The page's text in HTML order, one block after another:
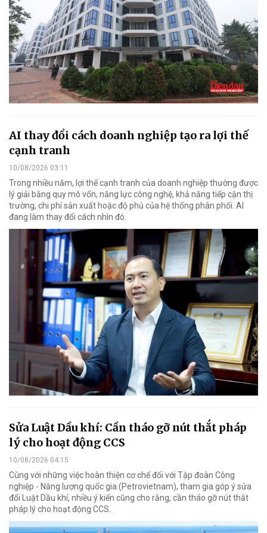
AI thay đổi cách doanh nghiệp tạo ra lợi thế
cạnh tranh
10/08/2026 03:11
Trong nhiều năm, lợi thế cạnh tranh của doanh nghiệp thường được
lý giải bằng quy mô vốn, năng lực công nghệ, khả năng tiếp cận thị
trường, chi phí sản xuất hoặc độ phủ của hệ thống phân phối. AI
đang làm thay đổi cách nhìn đó.
Sửa Luật Dầu khí: Cần tháo gỡ nút thắt pháp
lý cho hoạt động CCS
10/08/2026 04:15
Cùng với những việc hoàn thiện cơ chế đối với Tập đoàn Công
nghiệp - Năng lượng quốc gia (Petrovietnam), tham gia góp ý sửa
đổi Luật Dầu khí, nhiều ý kiến cũng cho rằng, cần tháo gỡ nút thắt
pháp lý cho hoạt động CCS.